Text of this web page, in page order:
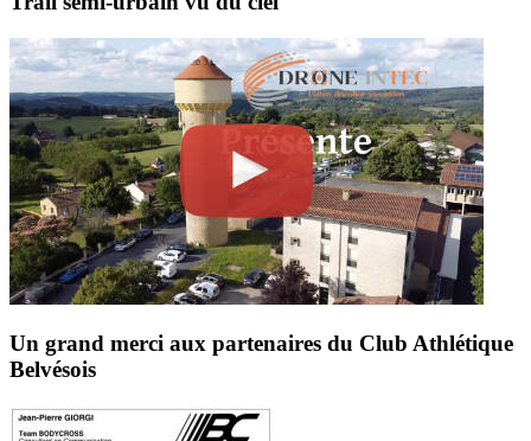
Un grand merci aux partenaires du Club Athlétique
Belvésois